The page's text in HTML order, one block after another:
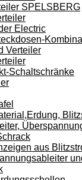
SPELSBERG
Electric
Verteiler
Schaltschränke
aus